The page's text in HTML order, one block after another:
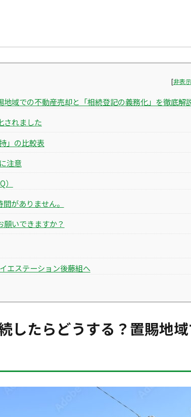
[非表示
地域での不動産売却と「相続登記の義務化」を徹底解
されました
」の比較表
注意
がありません。
いできますか？
エステーション後藤組へ
したらどうする？置賜地